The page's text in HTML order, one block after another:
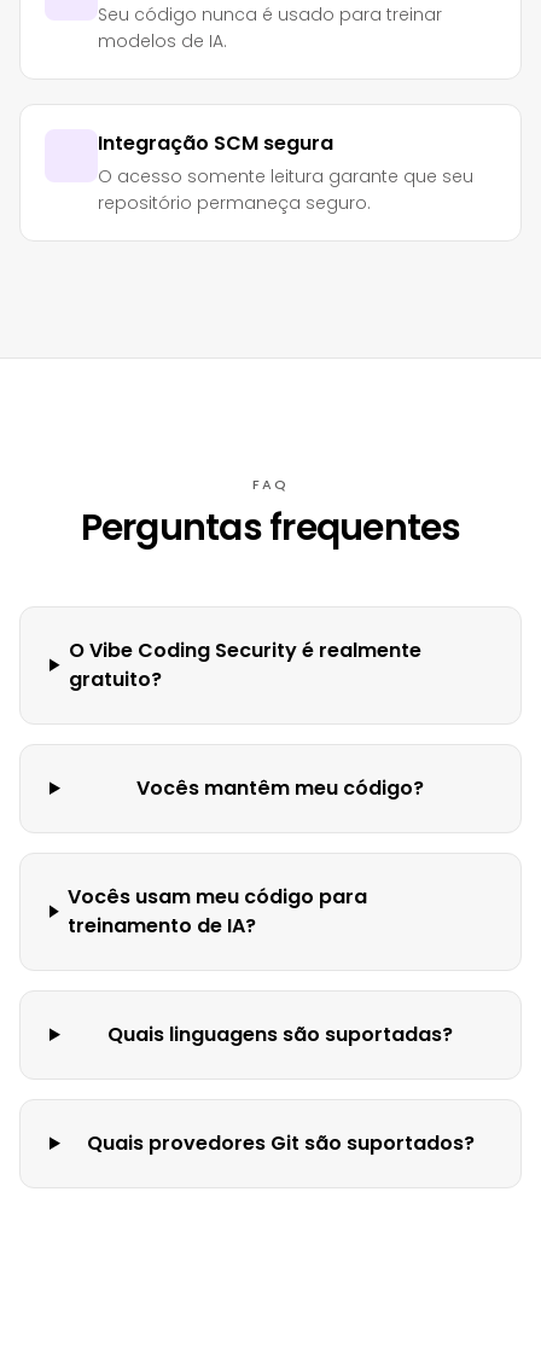
Seu código nunca é usado para treinar
modelos de IA.
Integração SCM segura
O acesso somente leitura garante que seu
repositório permaneça seguro.
FAQ
Perguntas frequentes
O Vibe Coding Security é realmente
gratuito?
Vocês mantêm meu código?
Vocês usam meu código para
treinamento de IA?
Quais linguagens são suportadas?
Quais provedores Git são suportados?